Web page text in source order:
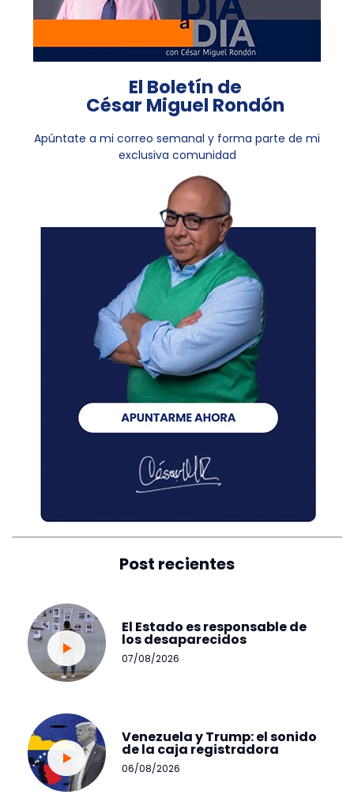
El Boletín de
César Miguel Rondón
Apúntate a mi correo semanal y forma parte de mi
exclusiva comunidad
Post recientes
El Estado es responsable de
los desaparecidos
07/08/2026
Venezuela y Trump: el sonido
de la caja registradora
06/08/2026